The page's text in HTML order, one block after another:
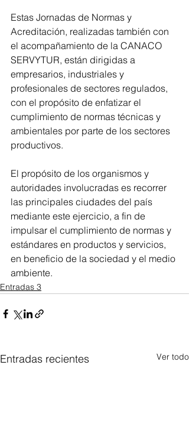
Estas Jornadas de Normas y
Acreditación, realizadas también con
el acompañamiento de la CANACO
SERVYTUR, están dirigidas a
empresarios, industriales y
profesionales de sectores regulados,
con el propósito de enfatizar el
cumplimiento de normas técnicas y
ambientales por parte de los sectores
productivos.
El propósito de los organismos y
autoridades involucradas es recorrer
las principales ciudades del país
mediante este ejercicio, a fin de
impulsar el cumplimiento de normas y
estándares en productos y servicios,
en beneficio de la sociedad y el medio
ambiente.
Entradas 3
Entradas recientes Ver todo